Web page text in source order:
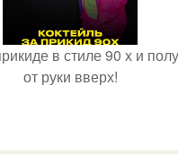
в стиле 90 х и
от руки вверх!